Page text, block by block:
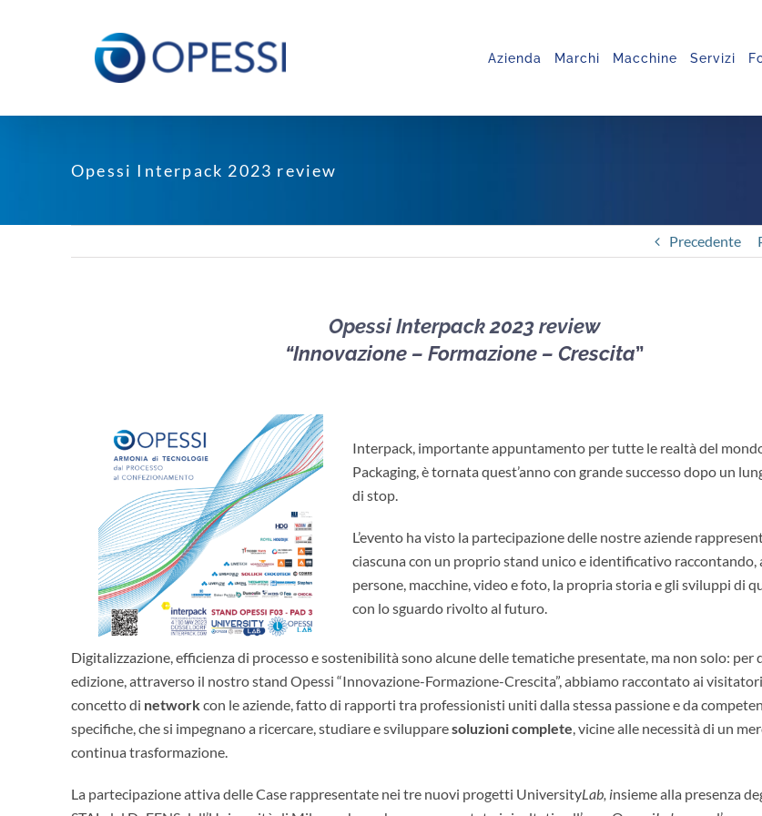
Azienda Marchi Macchine Servizi
Opessi Interpack 2023 review
Precedente
Opessi Interpack 2023 review
“Innovazione – Formazione – Crescita”
Interpack, importante appuntamento per tutte le realtà del
Packaging, è tornata quest’anno con grande successo dopo un
di stop.
L’evento ha visto la partecipazione delle nostre aziende
ciascuna con un proprio stand unico e identificativo
persone, macchine, video e foto, la propria storia e gli sviluppi di
con lo sguardo rivolto al futuro.
Digitalizzazione, efficienza di processo e sostenibilità sono alcune delle tematiche presentate, ma non solo: per
edizione, attraverso il nostro stand Opessi “Innovazione-Formazione-Crescita”, abbiamo raccontato ai
concetto di networkcon le aziende, fatto di rapporti tra professionisti uniti dalla stessa passione e da
specifiche, che si impegnano a ricercare, studiare e svilupparesoluzioni complete , vicine alle necessità di un
continua trasformazione.
La partecipazione attiva delle Case rappresentate nei tre nuovi progetti UniversityLab, insieme alla presenza